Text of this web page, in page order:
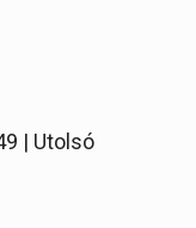
| Utolsó